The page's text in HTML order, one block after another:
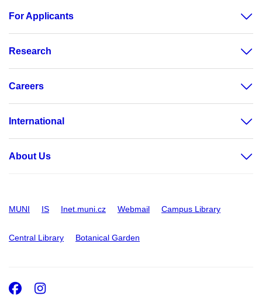
For Applicants
Research
Careers
International
About Us
MUNI IS Inet.muni.cz Webmail Campus Library
Central Library Botanical Garden
Facebook
Instagram